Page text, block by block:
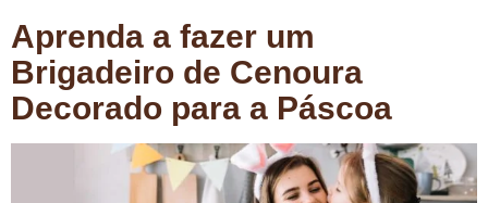
Aprenda a fazer um
Brigadeiro de Cenoura
Decorado para a Páscoa